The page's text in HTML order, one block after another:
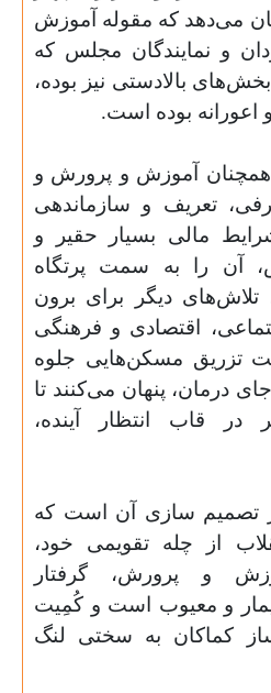
می‌دهد که مقوله آموزش
و نمایندگان مجلس که
بخش‌های بالادستی نیز بوده،
اعورانه بوده است.
همچنان آموزش و پرورش و
تعریف و سازماندهی
مالی بسیار حقیر و
آن را به سمت پرتگاه
دیگر برای برون
اقتصادی و فرهنگی
تزریق مسکن‌هایی جلوه
درمان، پنهان می‌کنند تا
در قاب انتظار آینده،
تصمیم سازی آن است که
از چله تقویمی خود،
و پرورش، گرفتار
و معیوب است و کُمِیت
کماکان به‌ سختی لنگ